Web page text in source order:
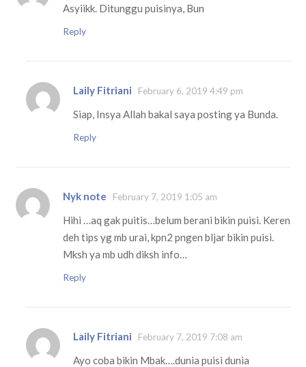
Asyiikk. Ditunggu puisinya, Bun
Reply
Laily Fitriani February 6, 2019 4:49 pm
Siap, Insya Allah bakal saya posting ya Bunda.
Reply
Nyk note February 7, 2019 1:05 am
Hihi …aq gak puitis…belum berani bikin puisi. Keren
deh tips yg mb urai, kpn2 pngen bljar bikin puisi.
Mksh ya mb udh diksh info…
Reply
Laily Fitriani February 7, 2019 7:08 am
Ayo coba bikin Mbak….dunia puisi dunia